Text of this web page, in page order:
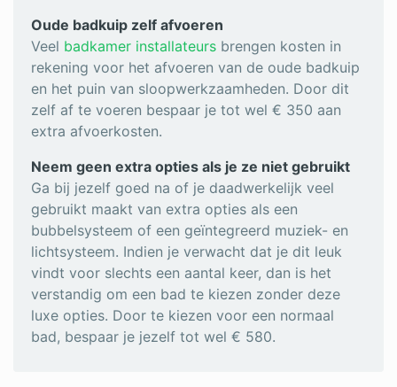
Oude badkuip zelf afvoeren
Veel badkamer installateurs brengen kosten in
rekening voor het afvoeren van de oude badkuip
en het puin van sloopwerkzaamheden. Door dit
zelf af te voeren bespaar je tot wel € 350 aan
extra afvoerkosten.
Neem geen extra opties als je ze niet gebruikt
Ga bij jezelf goed na of je daadwerkelijk veel
gebruikt maakt van extra opties als een
bubbelsysteem of een geïntegreerd muziek- en
lichtsysteem. Indien je verwacht dat je dit leuk
vindt voor slechts een aantal keer, dan is het
verstandig om een bad te kiezen zonder deze
luxe opties. Door te kiezen voor een normaal
bad, bespaar je jezelf tot wel € 580.